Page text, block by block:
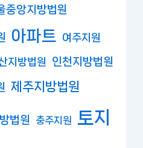
중앙지방법원
아파트 여주지원
지방법원 인천지방법원
제주지방법원
법원 충주지원 토지